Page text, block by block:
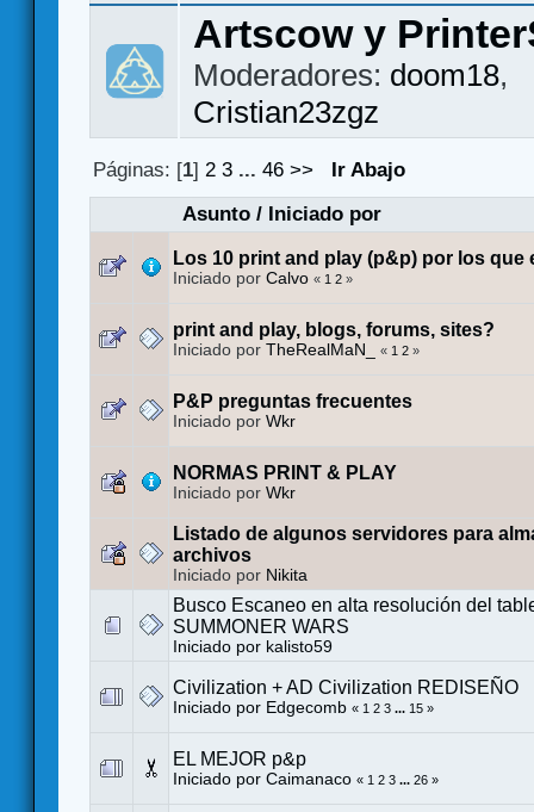
Artscow y
Moderadores: doom18,
Cristian23zgz
Páginas: [1]2 3 ...46 >>
Ir Abajo
Asunto/ Iniciado por
Los 10 print and play (p&p) por los que
Iniciado por Calvo « 1 2 »
print and play, blogs, forums, sites?
Iniciado por TheRealMaN_ « 1 2 »
P&P preguntas frecuentes
Iniciado por Wkr
NORMAS PRINT & PLAY
Iniciado por Wkr
Listado de algunos servidores para
archivos
Iniciado por Nikita
Busco Escaneo en alta resolución del
SUMMONER WARS
Iniciado por kalisto59
Civilization + AD Civilization REDISEÑO
Iniciado por Edgecomb « 1 2 3 ... 15 »
EL MEJOR p&p
Iniciado por Caimanaco « 1 2 3 ... 26 »